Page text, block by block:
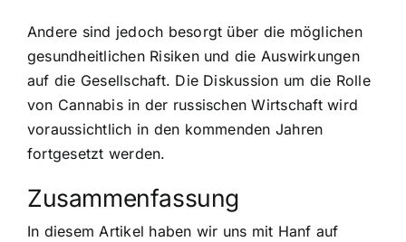
Andere sind jedoch besorgt über die möglichen
gesundheitlichen Risiken und die Auswirkungen
auf die Gesellschaft. Die Diskussion um die Rolle
von Cannabis in der russischen Wirtschaft wird
voraussichtlich in den kommenden Jahren
fortgesetzt werden.
Zusammenfassung
In diesem Artikel haben wir uns mit Hanf auf